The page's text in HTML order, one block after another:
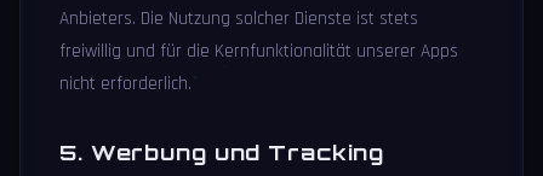
Anbieters. Die Nutzung solcher Dienste ist stets
freiwillig und für die Kernfunktionalität unserer Apps
nicht erforderlich.
5. Werbung und Tracking